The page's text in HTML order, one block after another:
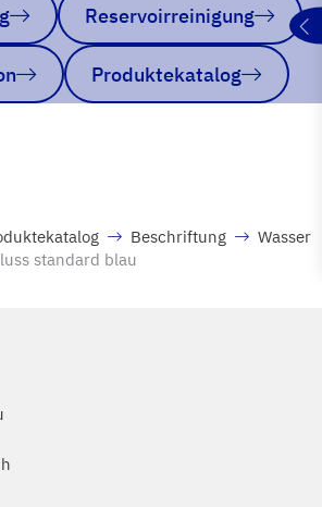
Reservoirreinigung
Produktekatalog
Beschriftung
Wasser
standard blau